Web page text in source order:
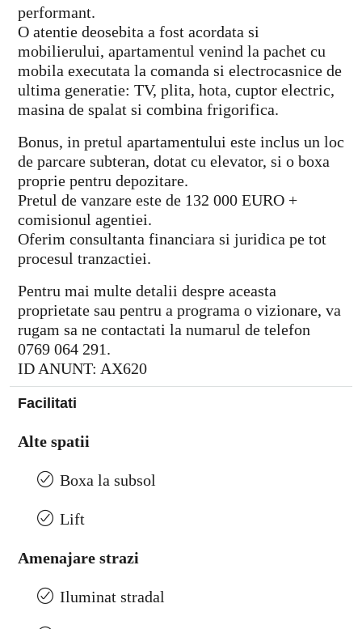
performant.
O atentie deosebita a fost acordata si
mobilierului, apartamentul venind la pachet cu
mobila executata la comanda si electrocasnice de
ultima generatie: TV, plita, hota, cuptor electric,
masina de spalat si combina frigorifica.
Bonus, in pretul apartamentului este inclus un loc
de parcare subteran, dotat cu elevator, si o boxa
proprie pentru depozitare.
Pretul de vanzare este de 132 000 EURO +
comisionul agentiei.
Oferim consultanta financiara si juridica pe tot
procesul tranzactiei.
Pentru mai multe detalii despre aceasta
proprietate sau pentru a programa o vizionare, va
rugam sa ne contactati la numarul de telefon
0769 064 291.
ID ANUNT: AX620
Facilitati
Alte spatii
Boxa la subsol
Lift
Amenajare strazi
Iluminat stradal